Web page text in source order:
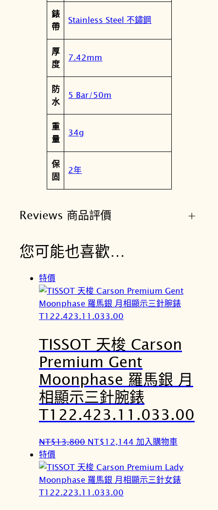
2
2
2
2
.
.
3
3
量
錶
帶
Stainless Steel 不鏽鋼
厚
度
7.42mm
防
水
5 Bar/50m
重
量
34g
保
固
2年
Reviews 商品評價 +
您可能也喜歡…
特價
TISSOT 天梭 Carson
Premium Gent
Moonphase 羅馬銀 月
相顯示三針腕錶
T122.423.11.033.00
NT$13,800 原
價
格
：
NT$12,144 目
價
格
加入購物車
特價